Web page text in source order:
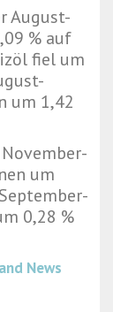
August-
% auf
fiel um
um 1,42
um
0,28 %
News